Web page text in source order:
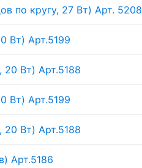
по кругу, 27 Вт) Арт. 5208
Вт) Арт.5199
20 Вт) Арт.5188
Вт) Арт.5199
20 Вт) Арт.5188
Арт.5186